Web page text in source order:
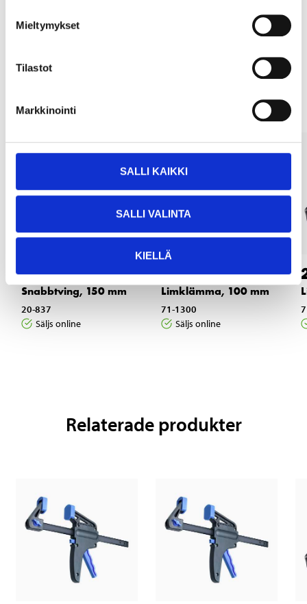
Mieltymykset
Tilastot
Markkinointi
SALLI KAIKKI
SALLI VALINTA
KIELLÄ
Andra kunder köpte också
595
Snabbtving, 150 mm
20-837
Säljs online
255
Limklämma, 100 mm
71-1300
Säljs online
Relaterade produkter